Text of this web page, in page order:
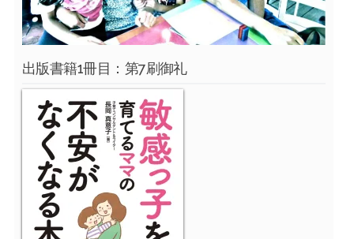
出版書籍1冊目：第7刷御礼